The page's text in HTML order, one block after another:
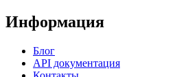
Информация
Блог
API документация